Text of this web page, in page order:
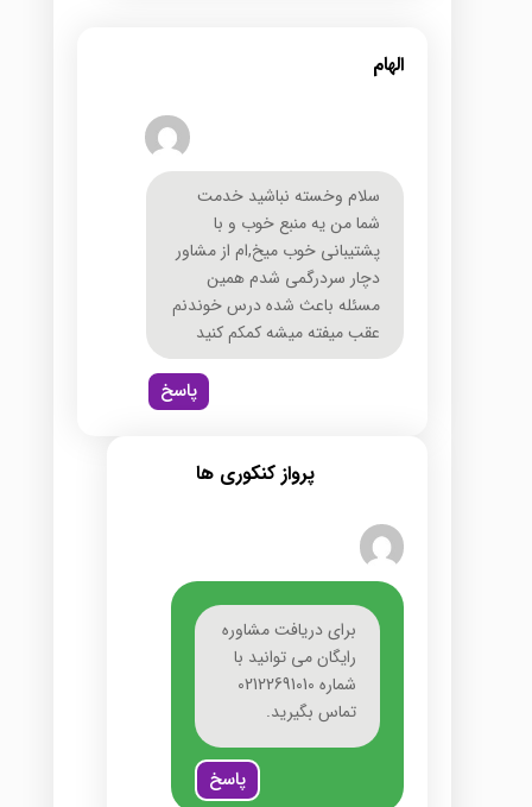
الهام
سلام وخسته نباشید خدمت
شما من یه منبع خوب و با
پشتیبانی خوب میخ,ام از مشاور
دچار سردرگمی شدم همین
مسئله باعث شده درس خوندنم
عقب میفته میشه کمکم کنید
پاسخ
پرواز کنکوری ها
برای دریافت مشاوره
رایگان می توانید با
شماره 02122691010
تماس بگیرید.
پاسخ